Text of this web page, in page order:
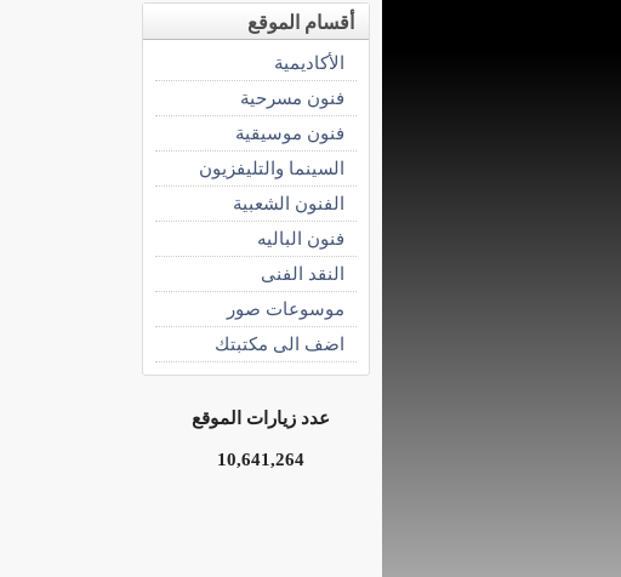
أقسام الموقع
الأكاديمية
فنون مسرحية
فنون موسيقية
السينما والتليفزيون
الفنون الشعبية
فنون الباليه
النقد الفنى
موسوعات صور
اضف الى مكتبتك
عدد زيارات الموقع
10,641,264